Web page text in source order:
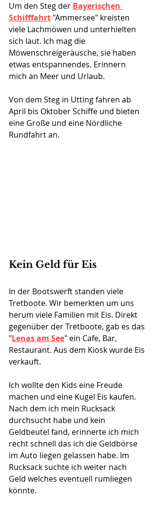
Um den Steg der Bayerischen
Schifffahrt "Ammersee" kreisten
viele Lachmöwen und unterhielten
sich laut. Ich mag die
Möwenschreigeräusche, sie haben
etwas entspannendes. Erinnern
mich an Meer und Urlaub.
Von dem Steg in Utting fahren ab
April bis Oktober Schiffe und bieten
eine Große und eine Nördliche
Rundfahrt an.
Kein Geld für Eis
In der Bootswerft standen viele
Tretboote. Wir bemerkten um uns
herum viele Familien mit Eis. Direkt
gegenüber der Tretboote, gab es das
"Lenas am See" ein Cafe, Bar,
Restaurant. Aus dem Kiosk wurde Eis
verkauft.
Ich wollte den Kids eine Freude
machen und eine Kugel Eis kaufen.
Nach dem ich mein Rucksack
durchsucht habe und kein
Geldbeutel fand, erinnerte ich mich
recht schnell das ich die Geldbörse
im Auto liegen gelassen habe. Im
Rucksack suchte ich weiter nach
Geld welches eventuell rumliegen
könnte.